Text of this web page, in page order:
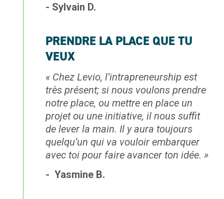
- Sylvain D.
PRENDRE LA PLACE QUE TU
VEUX
« Chez Levio, l’intrapreneurship est
très présent; si nous voulons prendre
notre place, ou mettre en place un
projet ou une initiative, il nous suffit
de lever la main. Il y aura toujours
quelqu’un qui va vouloir embarquer
avec toi pour faire avancer ton idée. »
- Yasmine B.